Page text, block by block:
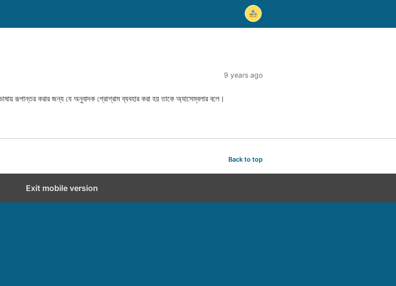
9 years ago
রূপান্তর করার জন্য যে অনুবাদক প্রোগ্রাম ব্যবহার করা হয় তাকে অ্যাসেম্বলার বলে।
Back to top
Exit mobile version